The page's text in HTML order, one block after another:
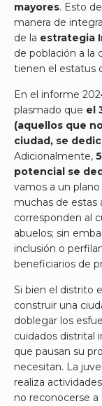
mayores. Esto
manera de
de la estrategia
de población a la
tienen el estatus
En el informe
plasmado que el
(aquellos que
ciudad, se
Adicionalmente,
potencial se
vamos a un
muchas de estas
corresponden al
abuelos; sin
inclusión o
beneficiarios de
Si bien el distrito
construir una
doblegar los
cuidados distrital
que pausan su
necesitan. La
realiza
no reconocerse